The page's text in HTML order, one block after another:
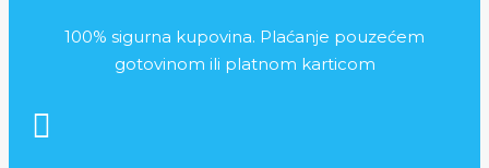
100% sigurna kupovina. Plaćanje pouzećem
gotovinom ili platnom karticom